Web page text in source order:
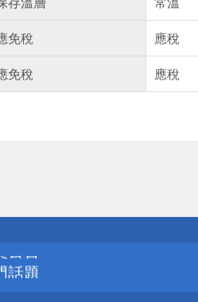
免稅
應稅
免稅
應稅
網頁！請小心！
公告
話題
優惠